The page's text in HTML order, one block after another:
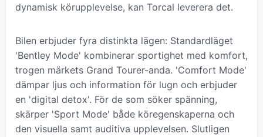
dynamisk körupplevelse, kan Torcal leverera det.
Bilen erbjuder fyra distinkta lägen: Standardläget
'Bentley Mode' kombinerar sportighet med komfort,
trogen märkets Grand Tourer-anda. 'Comfort Mode'
dämpar ljus och information för lugn och erbjuder
en 'digital detox'. För de som söker spänning,
skärper 'Sport Mode' både köregenskaperna och
den visuella samt auditiva upplevelsen. Slutligen